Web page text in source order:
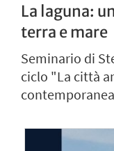
La laguna:
terra e mare
Seminario di
ciclo "La città